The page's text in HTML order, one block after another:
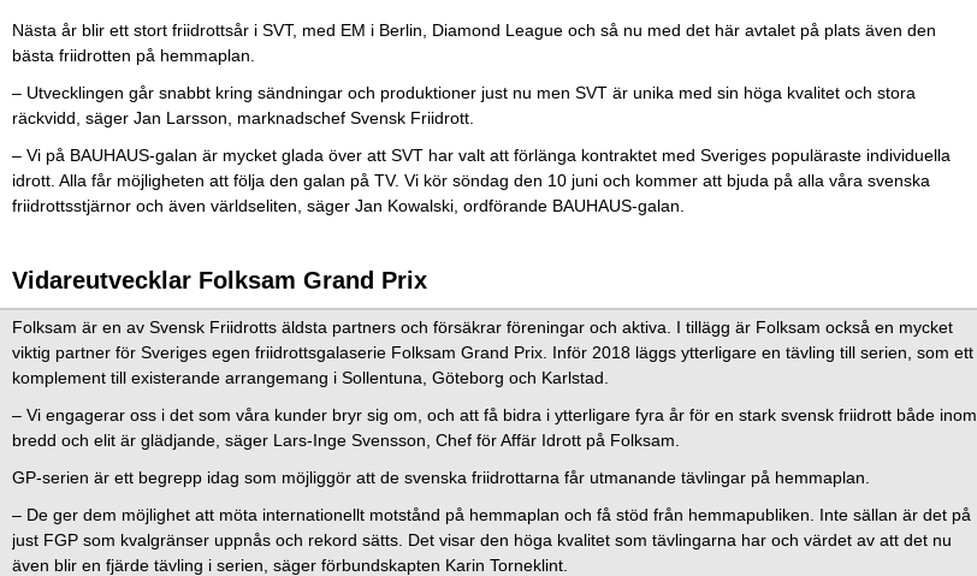
Nästa år blir ett stort friidrottsår i SVT, med EM i Berlin, Diamond League och så nu med det här avtalet på plats även den
bästa friidrotten på hemmaplan.
– Utvecklingen går snabbt kring sändningar och produktioner just nu men SVT är unika med sin höga kvalitet och stora
räckvidd, säger Jan Larsson, marknadschef Svensk Friidrott.
– Vi på BAUHAUS-galan är mycket glada över att SVT har valt att förlänga kontraktet med Sveriges populäraste individuella
idrott. Alla får möjligheten att följa den galan på TV. Vi kör söndag den 10 juni och kommer att bjuda på alla våra svenska
friidrottsstjärnor och även världseliten, säger Jan Kowalski, ordförande BAUHAUS-galan.
Vidareutvecklar Folksam Grand Prix
Folksam är en av Svensk Friidrotts äldsta partners och försäkrar föreningar och aktiva. I tillägg är Folksam också en mycket
viktig partner för Sveriges egen friidrottsgalaserie Folksam Grand Prix. Inför 2018 läggs ytterligare en tävling till serien, som ett
komplement till existerande arrangemang i Sollentuna, Göteborg och Karlstad.
– Vi engagerar oss i det som våra kunder bryr sig om, och att få bidra i ytterligare fyra år för en stark svensk friidrott både inom
bredd och elit är glädjande, säger Lars-Inge Svensson, Chef för Affär Idrott på Folksam.
GP-serien är ett begrepp idag som möjliggör att de svenska friidrottarna får utmanande tävlingar på hemmaplan.
– De ger dem möjlighet att möta internationellt motstånd på hemmaplan och få stöd från hemmapubliken. Inte sällan är det på
just FGP som kvalgränser uppnås och rekord sätts. Det visar den höga kvalitet som tävlingarna har och värdet av att det nu
även blir en fjärde tävling i serien, säger förbundskapten Karin Torneklint.